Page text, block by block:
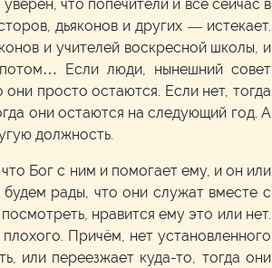
что попечители и все сейчас в
дьяконов и других — истекает.
и учителей воскресной школы, и
Если люди, нынешний совет
просто остаются. Если нет, тогда
они остаются на следующий год. А
должность.
Бог с ним и помогает ему, и он или
рады, что они служат вместе с
нравится ему это или нет.
Причём, нет установленного
или переезжает куда-то, тогда они